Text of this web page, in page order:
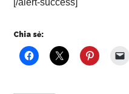
[/alert-success]
Chia sẻ: